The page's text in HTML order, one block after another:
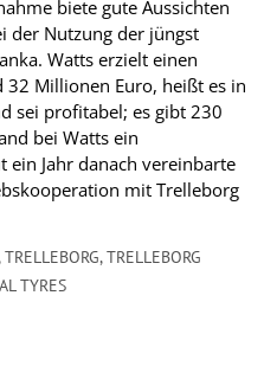
biete gute Aussichten
der Nutzung der jüngst
Watts erzielt einen
32 Millionen Euro, heißt es in
sei profitabel; es gibt 230
bei Watts ein
ein Jahr danach vereinbarte
mit Trelleborg
TRELLEBORG,TRELLEBORG
TYRES